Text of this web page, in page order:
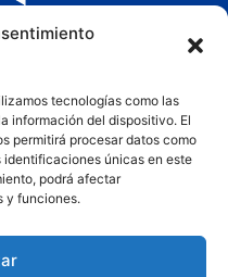
tecnologías como las
información del dispositivo. El
permitirá procesar datos como
únicas en este
podrá afectar
y funciones.